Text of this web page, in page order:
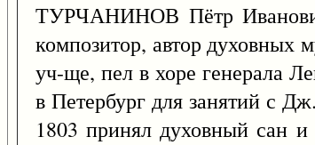
ТУРЧАНИНОВ Пётр
композитор, автор духовных
уч-ще, пел в хоре генерала
в Петербург для занятий с
1803 принял духовный сан и